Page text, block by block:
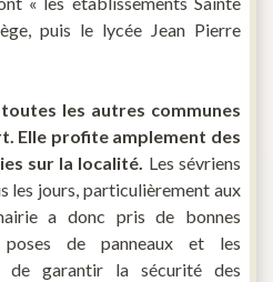
puis le lycée Jean Pierre
les autres communes
Elle profite amplement des
sur la localité. Les sévriens
les jours, particulièrement aux
a donc pris de bonnes
de panneaux et les
de garantir la sécurité des